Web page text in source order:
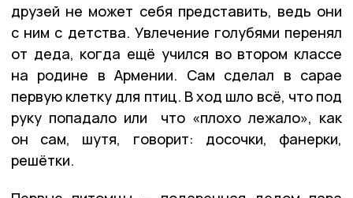
друзей не может себя представить, ведь они
с ним с детства. Увлечение голубями перенял
от деда, когда ещё учился во втором классе
на родине в Армении. Сам сделал в сарае
первую клетку для птиц. В ход шло всё, что под
руку попадало или что «плохо лежало», как
он сам, шутя, говорит: досочки, фанерки,
решётки.